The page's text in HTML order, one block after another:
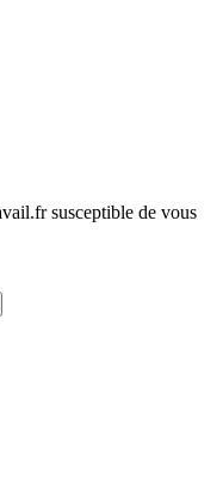
susceptible de vous